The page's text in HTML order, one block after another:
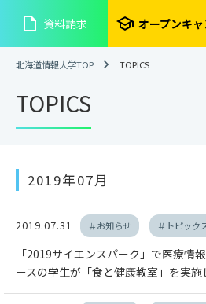
insert_drive_file 資料請求 school オープンキ
北海道情報大学TOP TOPICS
TOPICS
2019年07月
2019.07.31 ＃お知らせ ＃トピック
「2019サイエンスパーク」で医療情
ースの学生が「食と健康教室」を実施